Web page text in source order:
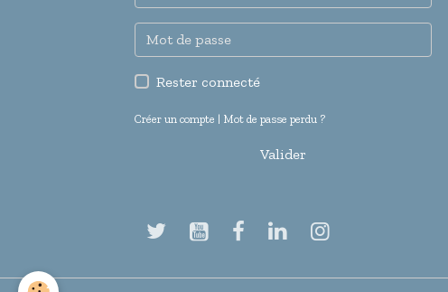
Rester connecté
Créer un compte | Mot de passe perdu ?
Valider